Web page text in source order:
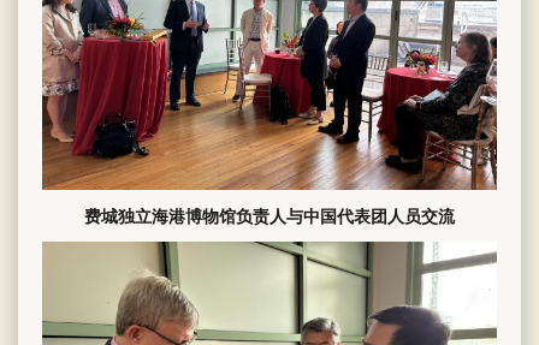
费城独立海港博物馆负责人与中国代表团人员交流